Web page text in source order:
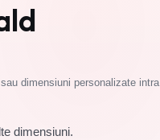
dimensiuni personalizate intra
dimensiuni.